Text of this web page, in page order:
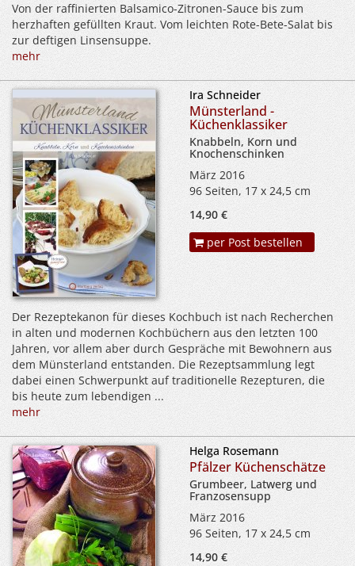
Von der raffinierten Balsamico-Zitronen-Sauce bis zum
herzhaften gefüllten Kraut. Vom leichten Rote-Bete-Salat bis
zur deftigen Linsensuppe.
mehr
Ira Schneider
Münsterland -
Küchenklassiker
Knabbeln, Korn und
Knochenschinken
März 2016
96 Seiten, 17 x 24,5 cm
14,90 €
per Post bestellen
Der Rezeptekanon für dieses Kochbuch ist nach Recherchen
in alten und modernen Kochbüchern aus den letzten 100
Jahren, vor allem aber durch Gespräche mit Bewohnern aus
dem Münsterland entstanden. Die Rezeptsammlung legt
dabei einen Schwerpunkt auf traditionelle Rezepturen, die
bis heute zum lebendigen ...
mehr
Helga Rosemann
Pfälzer Küchenschätze
Grumbeer, Latwerg und
Franzosensupp
März 2016
96 Seiten, 17 x 24,5 cm
14,90 €